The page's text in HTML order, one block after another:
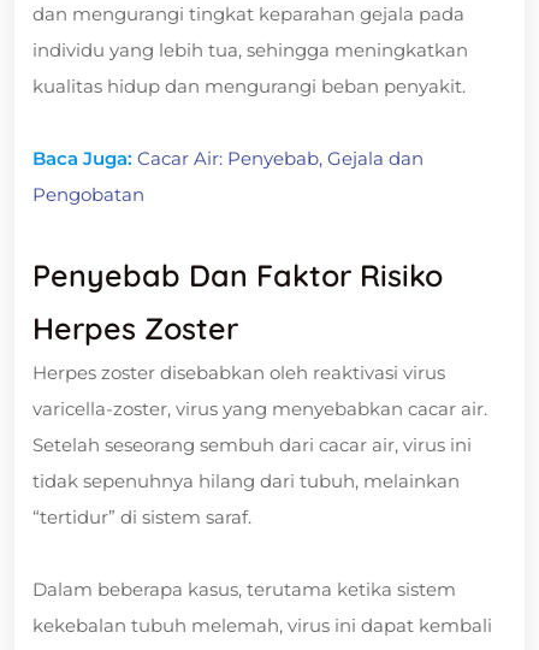
dan mengurangi tingkat keparahan gejala pada
individu yang lebih tua, sehingga meningkatkan
kualitas hidup dan mengurangi beban penyakit.
Baca Juga: Cacar Air: Penyebab, Gejala dan
Pengobatan
Penyebab Dan Faktor Risiko
Herpes Zoster
Herpes zoster disebabkan oleh reaktivasi virus
varicella-zoster, virus yang menyebabkan cacar air.
Setelah seseorang sembuh dari cacar air, virus ini
tidak sepenuhnya hilang dari tubuh, melainkan
“tertidur” di sistem saraf.
Dalam beberapa kasus, terutama ketika sistem
kekebalan tubuh melemah, virus ini dapat kembali